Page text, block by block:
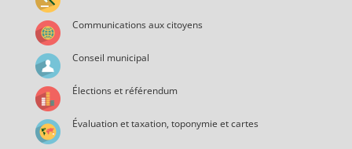
Communications aux citoyens
Conseil municipal
Élections et référendum
Évaluation et taxation, toponymie et cartes